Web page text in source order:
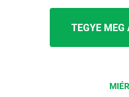
TEGYE MEG